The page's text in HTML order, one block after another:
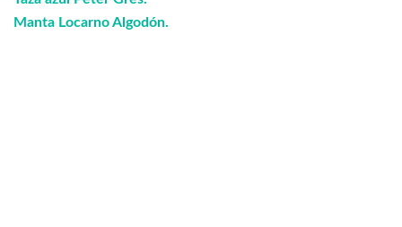
Manta Locarno Algodón.